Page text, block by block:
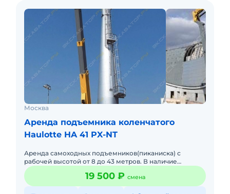
Москва
Аренда подъемника коленчатого
Haulotte HA 41 PX-NT
Аренда самоходных подъемников(пиканиска) с
рабочей высотой от 8 до 43 метров. В наличие
электрические, дизельные, ножничные, коленчатые,
телескопические подъемн
19 500 ₽ смена